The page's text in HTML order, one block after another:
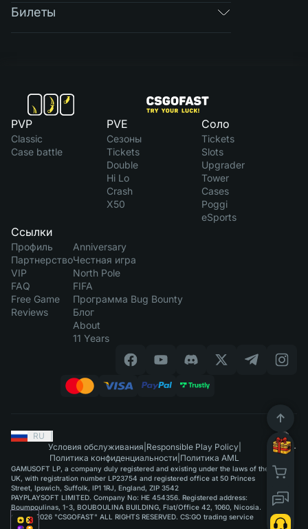
Билеты
PVP
Classic
Case battle
PVE
Сезоны
Tickets
Double
Hi Lo
Crash
X50
Соло
Tickets
Slots
Upgrader
Tower
Cases
Poggi
eSports
Ссылки
Профиль
Партнерство
VIP
FAQ
Free Game
Reviews
Anniversary
Честная игра
North Pole
FIFA
Программа Bug Bounty
Блог
About
11 Years
RU
Условия обслуживания Responsible Play Policy|
Политика конфиденциальности Политика AML
GAMUSOFT LP, a company duly registered and existing under the laws of the
UK, with registration number LP23754 and registered office at 50 Princes
Street, Ipswich, Suffolk, IP1 1RJ, England, ZIP 3542
PAYPLAYSOFT LIMITED. Company No: HE 454356. Registered address:
Boumpoulinas, 1-3, BOUBOULINA BUILDING, Flat/Office 42, 1060, Nicosia.
©2015-2026 "CSGOFAST" ALL RIGHTS RESERVED. CS:GO trading service